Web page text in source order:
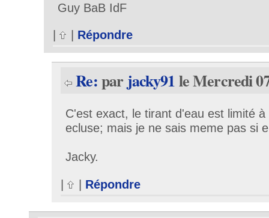
Guy BaB IdF
| Répondre
Re:parjacky91le Mercredi
C'est exact, le tirant d'eau est limité
ecluse; mais je ne sais meme pas si
Jacky.
| Répondre